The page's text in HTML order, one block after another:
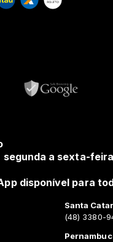
a sexta-
disponível para
Santa
(48) 3380-